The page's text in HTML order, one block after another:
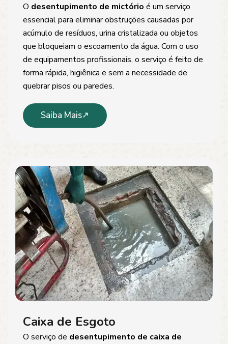
O desentupimento de mictório é um serviço
essencial para eliminar obstruções causadas por
acúmulo de resíduos, urina cristalizada ou objetos
que bloqueiam o escoamento da água. Com o uso
de equipamentos profissionais, o serviço é feito de
forma rápida, higiênica e sem a necessidade de
quebrar pisos ou paredes.
Saiba Mais
Caixa de Esgoto
O serviço de desentupimento de caixa de